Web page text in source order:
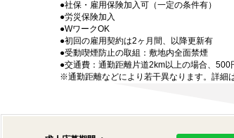
●社保・雇用保険加入可（一定の条件有）
●労災保険加入
●WワークOK
●初回の雇用契約は2ヶ月間、以降更新有
●受動喫煙防止の取組：敷地内全面禁煙
●交通費：通勤距離片道2km以上の場合、
※通勤距離などにより若干異なります。詳細